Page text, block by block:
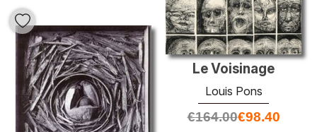
Le Voisinage
Louis Pons
€164.00€98.40